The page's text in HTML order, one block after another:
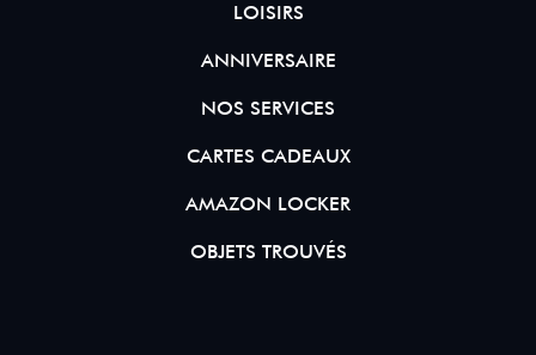
LOISIRS
ANNIVERSAIRE
NOS SERVICES
CARTES CADEAUX
AMAZON LOCKER
OBJETS TROUVÉS